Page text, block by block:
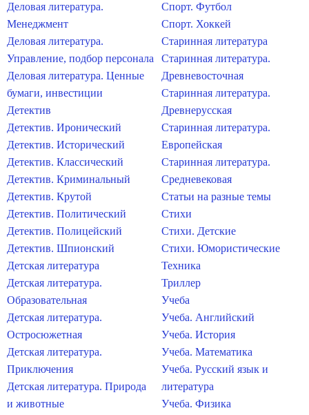
Деловая литература.
Менеджмент
Деловая литература.
Управление, подбор персонала
Деловая литература. Ценные
бумаги, инвестиции
Детектив
Детектив. Иронический
Детектив. Исторический
Детектив. Классический
Детектив. Криминальный
Детектив. Крутой
Детектив. Политический
Детектив. Полицейский
Детектив. Шпионский
Детская литература
Детская литература.
Образовательная
Детская литература.
Остросюжетная
Детская литература.
Приключения
Детская литература. Природа
и животные
Спорт. Футбол
Спорт. Хоккей
Старинная литература
Старинная литература.
Древневосточная
Старинная литература.
Древнерусская
Старинная литература.
Европейская
Старинная литература.
Средневековая
Статьи на разные темы
Стихи
Стихи. Детские
Стихи. Юмористические
Техника
Триллер
Учеба
Учеба. Английский
Учеба. История
Учеба. Математика
Учеба. Русский язык и
литература
Учеба. Физика